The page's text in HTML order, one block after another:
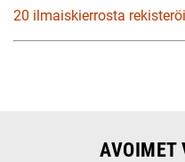
20 ilmaiskierrosta
AVOIMET